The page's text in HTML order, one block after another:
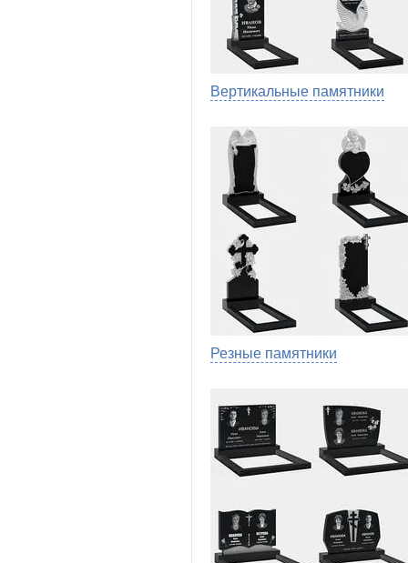
Вертикальные памятники
Резные памятники